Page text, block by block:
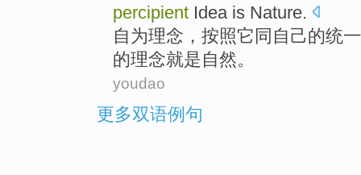
percipient Idea is Nature.
自为理念 ，按照它 同 自己的统
的理念就是 自然。
youdao
更多双语例句